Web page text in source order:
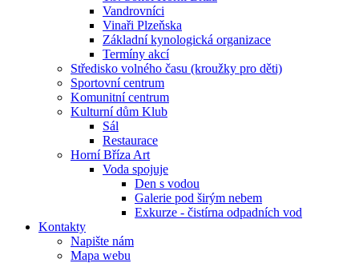
Vandrovníci
Vinaři Plzeňska
Základní kynologická organizace
Termíny akcí
Středisko volného času (kroužky pro děti)
Sportovní centrum
Komunitní centrum
Kulturní dům Klub
Sál
Restaurace
Horní Bříza Art
Voda spojuje
Den s vodou
Galerie pod širým nebem
Exkurze - čistírna odpadních vod
Kontakty
Napište nám
Mapa webu